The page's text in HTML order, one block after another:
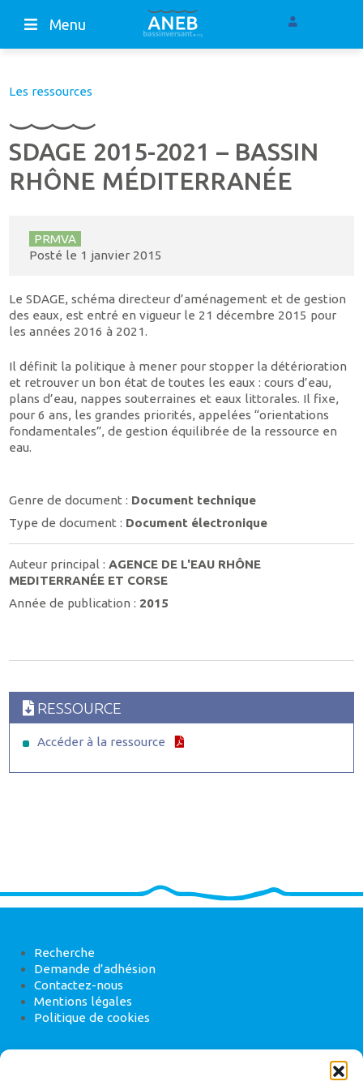
Menu
Les ressources
SDAGE 2015-2021 – BASSIN
RHÔNE MÉDITERRANÉE
PRMVA
Posté le 1 janvier 2015
Le SDAGE, schéma directeur d’aménagement et de gestion
des eaux, est entré en vigueur le 21 décembre 2015 pour
les années 2016 à 2021.
Il définit la politique à mener pour stopper la détérioration
et retrouver un bon état de toutes les eaux : cours d’eau,
plans d’eau, nappes souterraines et eaux littorales. Il fixe,
pour 6 ans, les grandes priorités, appelées “orientations
fondamentales”, de gestion équilibrée de la ressource en
eau.
Genre de document : Document technique
Type de document : Document électronique
Auteur principal :AGENCE DE L'EAU RHÔNE
MEDITERRANÉE ET CORSE
Année de publication : 2015
RESSOURCE
Accéder à la ressource
Recherche
Demande d’adhésion
Contactez-nous
Mentions légales
Politique de cookies